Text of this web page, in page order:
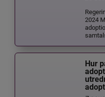
2024
Hur